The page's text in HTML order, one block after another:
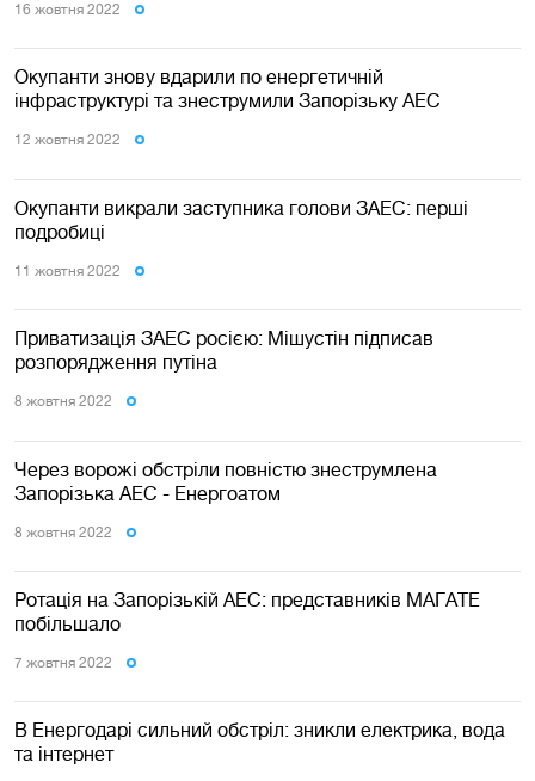
16 жовтня 2022
Окупанти знову вдарили по енергетичній
інфраструктурі та знеструмили Запорізьку АЕС
12 жовтня 2022
Окупанти викрали заступника голови ЗАЕС: перші
подробиці
11 жовтня 2022
Приватизація ЗАЕС росією: Мішустін підписав
розпорядження путіна
8 жовтня 2022
Через ворожі обстріли повністю знеструмлена
Запорізька АЕС - Енергоатом
8 жовтня 2022
Ротація на Запорізькій АЕС: представників МАГАТЕ
побільшало
7 жовтня 2022
В Енергодарі сильний обстріл: зникли електрика, вода
та інтернет